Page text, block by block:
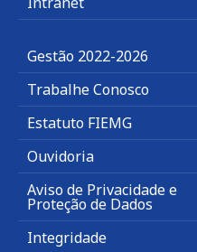
Gestão 2022-2026
Trabalhe Conosco
Estatuto FIEMG
Ouvidoria
Aviso de Privacidade e
Proteção de Dados
Integridade